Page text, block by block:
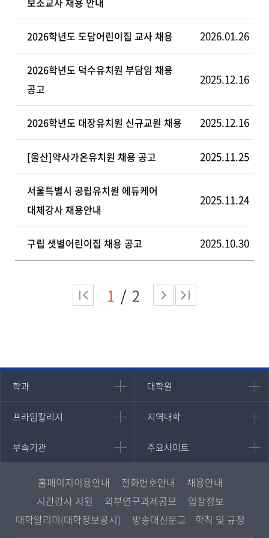
2026학년도 도담어린이집 교사 채용 2026.01.26
2026학년도 덕수유치원 부담임 채용
공고
2025.12.16
2026학년도 대장유치원 신규교원 채용 2025.12.16
[울산]약사가온유치원 채용 공고 2025.11.25
서울특별시 공립유치원 에듀케어
대체강사 채용안내
2025.11.24
구립 샛별어린이집 채용 공고 2025.10.30
1 2
학과
인문과학대학
국어국문학과
영어영문학과
일본학과
사회과학대학
대학원
대학원
대학원
경영대학원
프라임칼리지
프라임칼리지
학사학위과정
평생교육과정
지역대학
지역대학
지역대학 포털
서울지역대학
대구경북지역대학
인천지역대학
광주전남지역대학
부속기관
부속기관
중앙도서관
원격교육혁신연구원
통합인문학연구소
디지털미디어센터
주요사이트
주요사이트
멘토링
진로심리상담
교육정보화본부
국립대학육성사업
홈페이지이용안내 전화번호안내
채용안내
시간강사 지원
외부연구과제공모
입찰정보
대학알리미(대학정보공시)
방송대신문고 학칙 및 규정